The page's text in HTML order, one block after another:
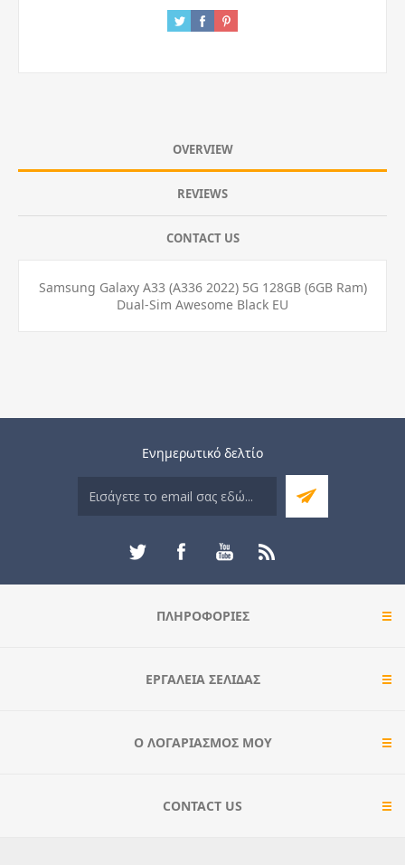
OVERVIEW
REVIEWS
CONTACT US
Samsung Galaxy A33 (A336 2022) 5G 128GB (6GB Ram)
Dual-Sim Awesome Black EU
Ενημερωτικό δελτίο
ΠΛΗΡΟΦΟΡΊΕΣ
ΕΡΓΑΛΕΊΑ ΣΕΛΊΔΑΣ
Ο ΛΟΓΑΡΙΑΣΜΌΣ ΜΟΥ
CONTACT US